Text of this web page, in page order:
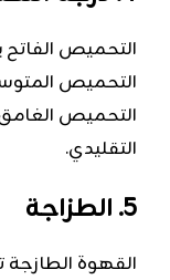
التحميص الفاتح
التحميص المتوسط
التحميص الغامق
التقليدي.
القهوة الطازجة